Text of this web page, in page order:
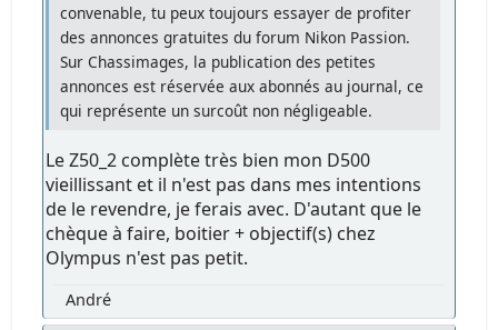
convenable, tu peux toujours essayer de profiter
des annonces gratuites du forum Nikon Passion.
Sur Chassimages, la publication des petites
annonces est réservée aux abonnés au journal, ce
qui représente un surcoût non négligeable.
Le Z50_2 complète très bien mon D500
vieillissant et il n'est pas dans mes intentions
de le revendre, je ferais avec. D'autant que le
chèque à faire, boitier + objectif(s) chez
Olympus n'est pas petit.
André